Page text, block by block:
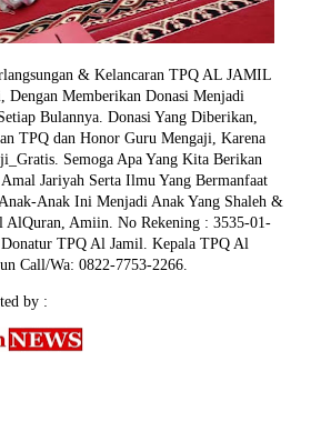
& Kelancaran TPQ AL JAMIL
Dengan Memberikan Donasi Menjadi
Bulannya. Donasi Yang Diberikan,
TPQ dan Honor Guru Mengaji, Karena
Semoga Apa Yang Kita Berikan
Jariyah Serta Ilmu Yang Bermanfaat
Anak Ini Menjadi Anak Yang Shaleh &
AlQuran, Amiin. No Rekening : 3535-01-
TPQ Al Jamil. Kepala TPQ Al
Call/Wa: 0822-7753-2266.
by :